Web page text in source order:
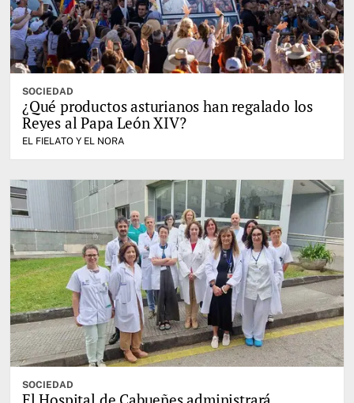
SOCIEDAD
¿Qué productos asturianos han regalado los
Reyes al Papa León XIV?
EL FIELATO Y EL NORA
SOCIEDAD